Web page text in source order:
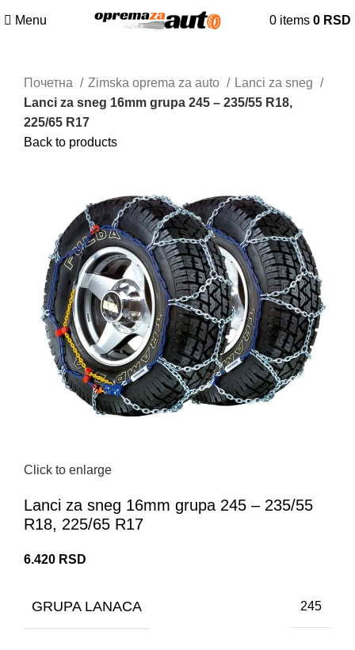
Menu 0 items 0 RSD
Почетна Zimska oprema za auto
Lanci za sneg
Lanci za sneg 16mm grupa 245 – 235/55 R18,
225/65 R17
Back to products
Click to enlarge
Lanci za sneg 16mm grupa 245 – 235/55
R18, 225/65 R17
6.420 RSD
GRUPA LANACA 245